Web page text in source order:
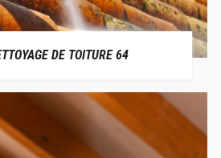
DE TOITURE 64